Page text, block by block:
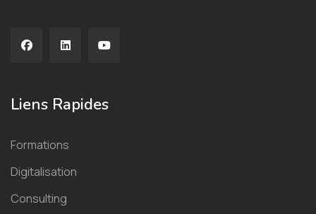
Liens Rapides
Formations
Digitalisation
Consulting